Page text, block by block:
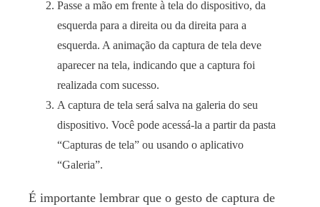
Passe a mão em frente à tela do dispositivo, da
esquerda para a direita ou da direita para a
esquerda. A animação da captura de tela deve
aparecer na tela, indicando que a captura foi
realizada com sucesso.
A captura de tela será salva na galeria do seu
dispositivo. Você pode acessá-la a partir da pasta
“Capturas de tela” ou usando o aplicativo
“Galeria”.
É importante lembrar que o gesto de captura de